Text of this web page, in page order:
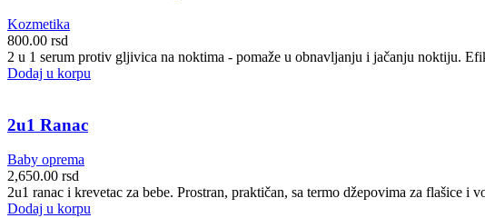
Kozmetika
800.00 rsd
2 u 1 serum protiv gljivica na noktima - pomaže u obnavljanju i jačanju noktiju.
Dodaj u korpu
2u1 Ranac
Baby oprema
2,650.00 rsd
2u1 ranac i krevetac za bebe. Prostran, praktičan, sa termo džepovima za flašice i
Dodaj u korpu